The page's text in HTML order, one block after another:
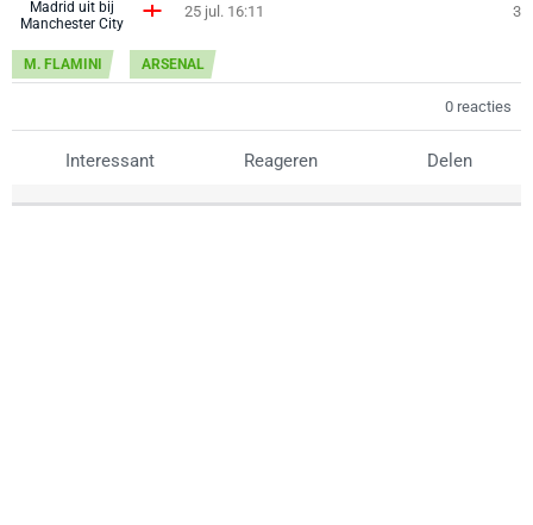
25 jul. 16:11 3
M. FLAMINI ARSENAL
0 reacties
Interessant Reageren Delen